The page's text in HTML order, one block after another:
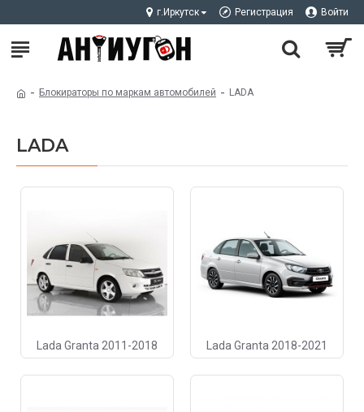
г.Иркутск Регистрация Войти
Блокираторы по маркам автомобилей LADA
LADA
Lada Granta 2011-2018 Lada Granta 2018-2021